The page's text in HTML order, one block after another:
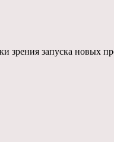
зрения запуска новых